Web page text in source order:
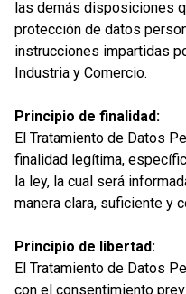
las demás disposiciones
protección de datos
instrucciones impartidas
Industria y Comercio.
Principio de finalidad:
El Tratamiento de Datos
finalidad legítima,
la ley, la cual será
manera clara, suficiente y
Principio de libertad:
El Tratamiento de Datos
con el consentimiento